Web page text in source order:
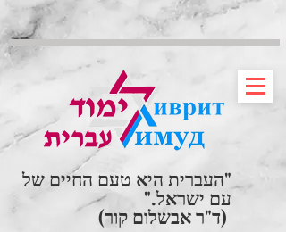
"העברית היא טעם החיים של
עם ישראל."
(ד"ר אבשלום קור)